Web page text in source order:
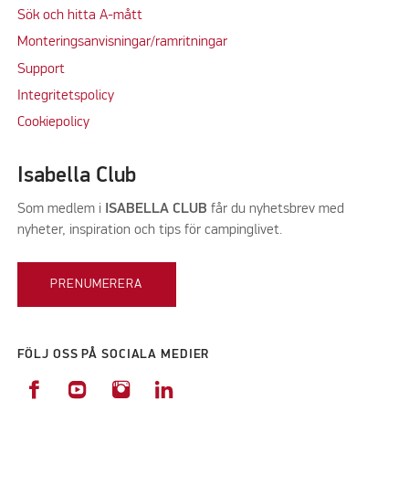
Sök och hitta A-mått
Monteringsanvisningar/ramritningar
Support
Integritetspolicy
Cookiepolicy
Isabella Club
Som medlem i ISABELLA CLUB får du nyhetsbrev med
nyheter, inspiration och tips för campinglivet.
PRENUMERERA
FÖLJ OSS PÅ SOCIALA MEDIER